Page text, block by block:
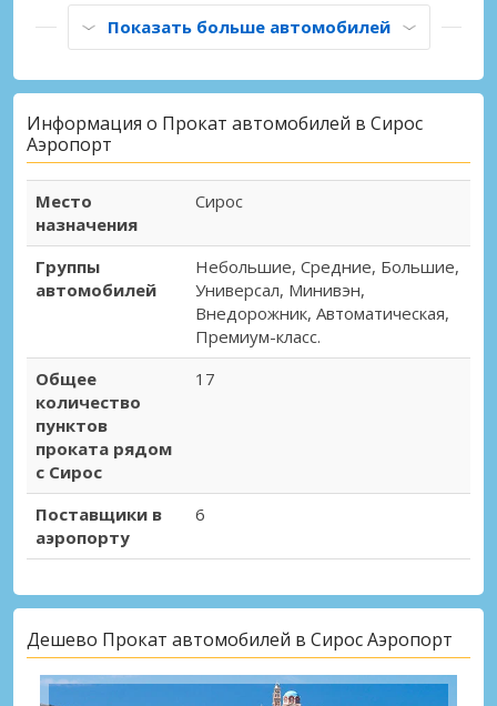
Показать больше автомобилей
Информация о Прокат автомобилей в Сирос
Аэропорт
Место
назначения
Сирос
Группы
автомобилей
Небольшие, Средние, Большие,
Универсал, Минивэн,
Внедорожник, Автоматическая,
Премиум-класс.
Общее
количество
пунктов
проката рядом
с Сирос
17
Поставщики в
аэропорту
6
Дешево Прокат автомобилей в Сирос Аэропорт